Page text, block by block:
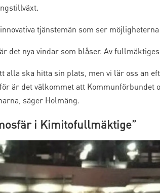
tjänstemän som ser
det nya vindar som blåser. Av
alla ska hitta sin plats, men vi lär oss an
är det välkommet att Kommunförbundet
säger Holmäng.
i Kimitofullmäktige”